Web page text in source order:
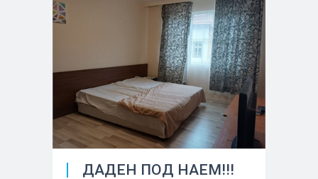
ДАДЕН ПОД НАЕМ!!!